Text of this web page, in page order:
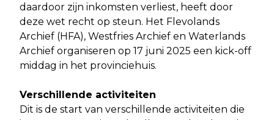
daardoor zijn inkomsten verliest, heeft door
deze wet recht op steun. Het Flevolands
Archief (HFA), Westfries Archief en Waterlands
Archief organiseren op 17 juni 2025 een kick-off
middag in het provinciehuis.
Verschillende activiteiten
Dit is de start van verschillende activiteiten die